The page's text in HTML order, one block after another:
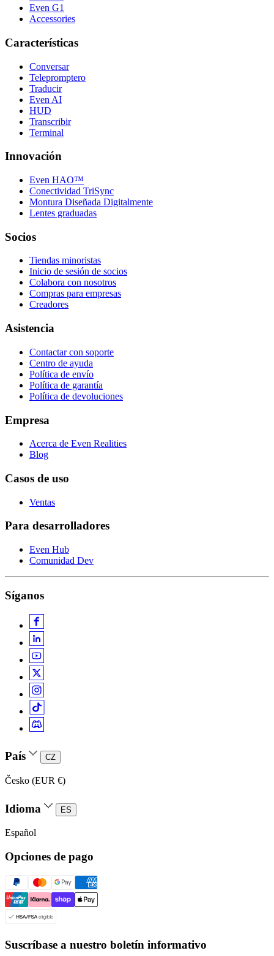
Even G1
Accessories
Características
Conversar
Telepromptero
Traducir
Even AI
HUD
Transcribir
Terminal
Innovación
Even HAO™
Conectividad TriSync
Montura Diseñada Digitalmente
Lentes graduadas
Socios
Tiendas minoristas
Inicio de sesión de socios
Colabora con nosotros
Compras para empresas
Creadores
Asistencia
Contactar con soporte
Centro de ayuda
Política de envío
Política de garantía
Política de devoluciones
Empresa
Acerca de Even Realities
Blog
Casos de uso
Ventas
Para desarrolladores
Even Hub
Comunidad Dev
Síganos
País CZ
Česko (EUR €)
Idioma ES
Español
Opciones de pago
Suscríbase a nuestro boletín informativo